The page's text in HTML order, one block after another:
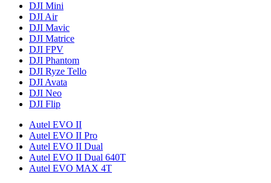
DJI Mini
DJI Air
DJI Mavic
DJI Matrice
DJI FPV
DJI Phantom
DJI Ryze Tello
DJI Avata
DJI Neo
DJI Flip
Autel EVO II
Autel EVO II Pro
Autel EVO II Dual
Autel EVO II Dual 640T
Autel EVO MAX 4T